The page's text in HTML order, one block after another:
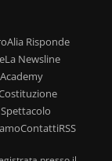
Alia Risponde
La Newsline
ContattiRSS